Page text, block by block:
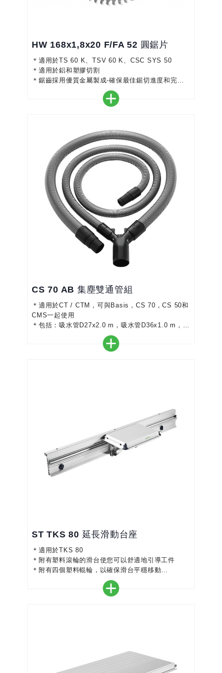
HW 168x1,8x20 F/FA 52 圓鋸片
＊適用於TS 60 K、TSV 60 K、CSC SYS 50
＊適用於鋁和塑膠切割
＊鋸齒採用優質金屬製成-確保最佳鋸切進度和完美
＊具有可變倒角的平齒，可確保穩定的品質和較長的
＊顏色編碼使選擇正確的鋸片更加容易
＊適用於鋁板和型材、有機玻璃、硬質和纖維強化塑
膠、有色金屬、鋁複合板
CS 70 AB 集塵雙通管組
＊適用於CT / CTM，可與Basis，CS 70，CS 50和
CMS一起使用
＊包括：吸水管D27x2.0 m，吸水管D36x1.0 m，Y
＊吸塵內置頂部集塵罩和底部的灰塵
ST TKS 80 延長滑動台座
＊適用於TKS 80
＊附有塑料滾輪的滑台使您可以舒適地引導工件
＊附有四個塑料輥輪，以確保滑台平穩移動
＊可以安裝在兩個位置，以擴大工作範圍